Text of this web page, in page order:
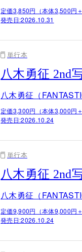
定価3,850円（本体3,500円＋
発売日:2026.10.31
単行本
八木勇征 2nd
八木勇征（
定価3,300円（本体3,000円＋
発売日:2026.10.24
単行本
八木勇征 2nd
八木勇征（
定価9,900円（本体9,000円＋
発売日:2026.10.24